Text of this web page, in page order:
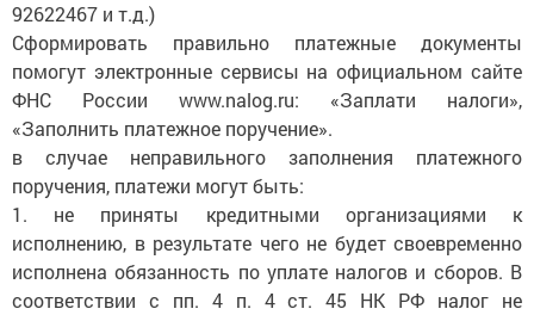
92622467 и т.д.)
Сформировать правильно платежные документы
помогут электронные сервисы на официальном сайте
ФНС России www.nalog.ru: «Заплати налоги»,
«Заполнить платежное поручение».
в случае неправильного заполнения платежного
поручения, платежи могут быть:
1. не приняты кредитными организациями к
исполнению, в результате чего не будет своевременно
исполнена обязанность по уплате налогов и сборов. В
соответствии с пп. 4 п. 4 ст. 45 НК РФ налог не